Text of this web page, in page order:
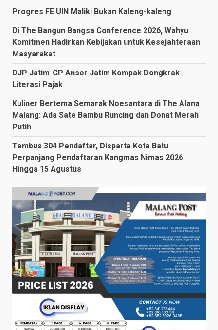
Progres FE UIN Maliki Bukan Kaleng-kaleng
Di The Bangun Bangsa Conference 2026, Wahyu
Komitmen Hadirkan Kebijakan untuk Kesejahteraan
Masyarakat
DJP Jatim-GP Ansor Jatim Kompak Dongkrak
Literasi Pajak
Kuliner Bertema Semarak Noesantara di The Alana
Malang: Ada Sate Bambu Runcing dan Donat Merah
Putih
Tembus 304 Pendaftar, Disparta Kota Batu
Perpanjang Pendaftaran Kangmas Nimas 2026
Hingga 15 Agustus